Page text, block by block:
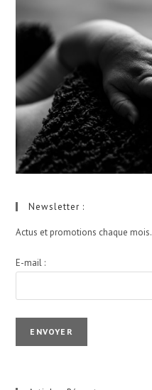
Newsletter :
Actus et promotions chaque mois.
E-mail :